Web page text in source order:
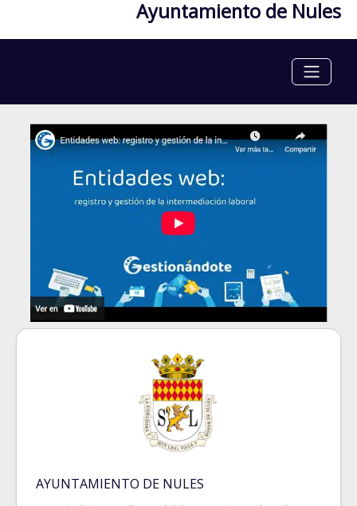
Ayuntamiento de Nules
AYUNTAMIENTO DE NULES